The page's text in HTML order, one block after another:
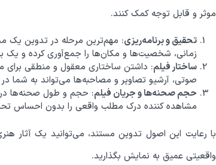
موثر و قابل توجه کمک کنند.
تحقیق و برنامه‌ریزی: مهم‌ترین مرحله در تدوین یک
زمانی، شخصیت‌ها و مکان‌ها را جمع‌آوری کرده و یک
ساختار فیلم: داشتن ساختاری معقول و منطقی برای
صوتی، آرشیو تصاویر و مصاحبه‌ها می‌تواند به شما
حجم صحنه‌ها و جریان فیلم: حجم و طول صحنه‌ها در
مشاهده کننده درک مطلب واقعی را بدون احساس
با رعایت این اصول تدوین مستند، می‌توانید یک آثار
واقعیتی عمیق به نمایش بگذارید.